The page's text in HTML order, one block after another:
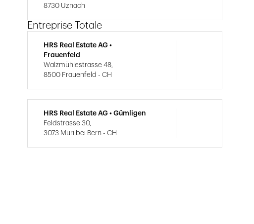
8730 Uznach
Entreprise Totale
HRS Real Estate AG •
Frauenfeld
Walzmühlestrasse 48,
8500 Frauenfeld - CH
HRS Real Estate AG • Gümligen
Feldstrasse 30,
3073 Muri bei Bern - CH